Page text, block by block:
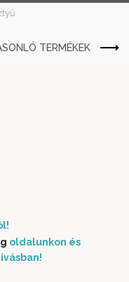
oldalunkon és